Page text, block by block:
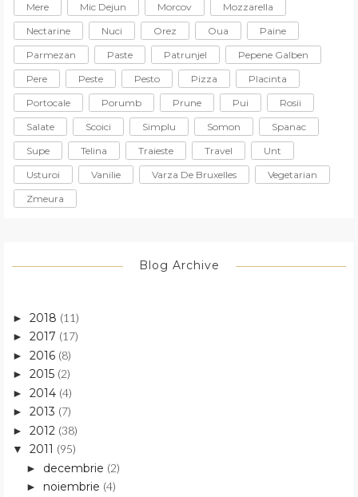
Mere
Mic Dejun Morcov
Mozzarella
Nectarine
Nuci Orez Oua
Paine
Parmezan
Paste Patrunjel
Pepene Galben
Pere
Peste Pesto Pizza
Placinta
Portocale
Porumb Prune Pui
Rosii
Salate
Scoici Simplu Somon
Spanac
Supe
Telina Traieste Travel
Unt
Usturoi
Vanilie Varza De Bruxelles
Vegetarian
Zmeura
Blog Archive
► 2018 (11)
► 2017 (17)
► 2016 (8)
► 2015 (2)
► 2014 (4)
► 2013 (7)
► 2012 (38)
▼ 2011 (95)
► decembrie (2)
► noiembrie (4)